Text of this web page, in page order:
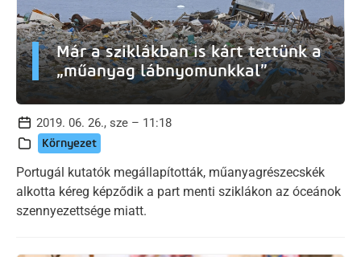
Már a sziklákban is kárt tettünk a
„műanyag lábnyomunkkal”
2019. 06. 26., sze – 11:18
Környezet
Portugál kutatók megállapították, műanyagrészecskék
alkotta kéreg képződik a part menti sziklákon az óceánok
szennyezettsége miatt.